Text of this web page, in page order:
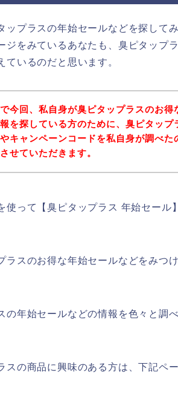
ップラスの年始セールなどを探して
ジをみているあなたも、臭ピタップ
ているのだと思います。
今回、私自身が臭ピタップラスのお得
を探している方のために、臭ピタップ
キャンペーンコードを私自身が調べた
せていただきます。
使って【臭ピタップラス 年始セール
ラスのお得な年始セールなどをみつ
の年始セールなどの情報を色々と調
スの商品に興味のある方は、下記ペ